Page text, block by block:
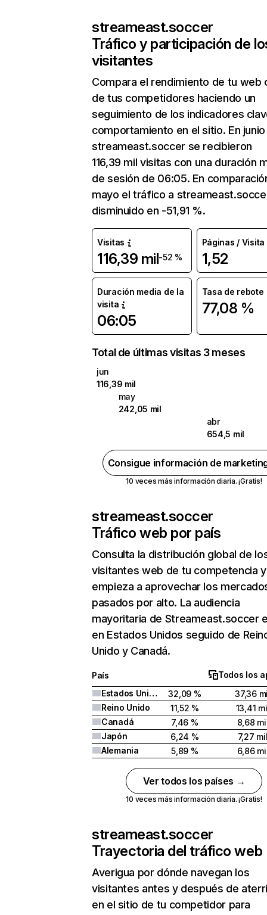
streameast.soccer
Tráfico y participación de
visitantes
Compara el rendimiento de tu web
de tus competidores haciendo un
seguimiento de los indicadores
comportamiento en el sitio. En junio
streameast.soccer se recibieron
116,39 mil visitas con una duración
de sesión de 06:05. En
mayo el tráfico a
disminuido en -51,91 %.
Visitas
116,39 mil-52 %
Páginas / Visita
1,52
Duración media de la
visita
06:05
Tasa de rebote
77,08 %
Total de últimas visitas 3 meses
jun
116,39 mil
may
242,05 mil
abr
654,5 mil
Consigue información de
10 veces más información diaria. ¡Gratis!
streameast.soccer
Tráfico web por país
Consulta la distribución global de
visitantes web de tu competencia y
empieza a aprovechar los
pasados por alto. La audiencia
mayoritaria de Streameast.soccer
en Estados Unidos seguido de
Unido y Canadá.
País
Todos los
Estados Unidos
32,09 %
37,36
Reino Unido
11,52 %
13,41
Canadá
7,46 %
8,68
Japón
6,24 %
7,27
Alemania
5,89 % 6,86
Ver todos los países →
10 veces más información diaria. ¡Gratis!
streameast.soccer
Trayectoria del tráfico web
Averigua por dónde navegan los
visitantes antes y después de
en el sitio de tu competidor para